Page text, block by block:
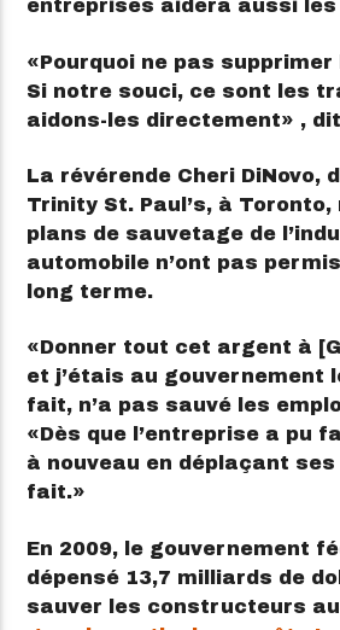
entreprises aidera aussi
Pourquoi ne pas
Si notre souci, ce sont les
aidons-les directement
,
La révérende Cheri DiNovo,
Trinity St. Paul’s, à Toronto,
plans de sauvetage de
automobile n’ont pas
long terme.
Donner tout cet argent à
et j’étais au gouvernement
fait, n’a pas sauvé les
Dès que l’entreprise a pu
à nouveau en déplaçant ses
fait.
En 2009, le gouvernement
dépensé 13,7 milliards de
sauver les constructeurs